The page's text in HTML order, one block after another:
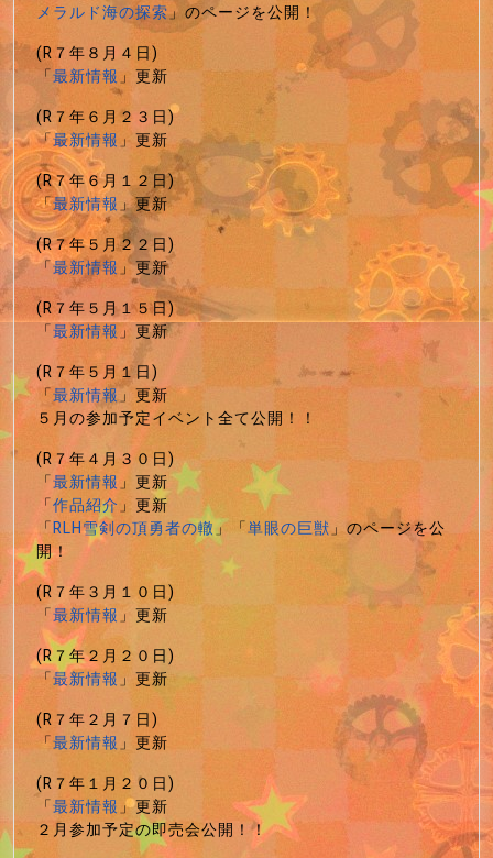
メラルド海の探索」のページを公開！
(R７年８月４日)
「最新情報」更新
(R７年６月２３日)
「最新情報」更新
(R７年６月１２日)
「最新情報」更新
(R７年５月２２日)
「最新情報」更新
(R７年５月１５日)
「最新情報」更新
(R７年５月１日)
「最新情報」更新
５月の参加予定イベント全て公開！！
(R７年４月３０日)
「最新情報」更新
「作品紹介」更新
「RLH雪剣の頂勇者の轍」「単眼の巨獣」のページを公
開！
(R７年３月１０日)
「最新情報」更新
(R７年２月２０日)
「最新情報」更新
(R７年２月７日)
「最新情報」更新
(R７年１月２０日)
「最新情報」更新
２月参加予定の即売会公開！！